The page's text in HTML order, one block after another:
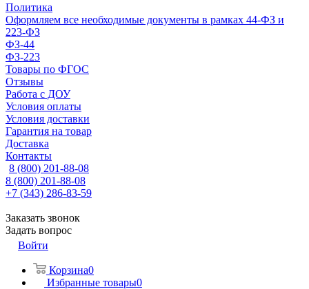
Политика
Оформляем все необходимые документы в рамках 44-ФЗ и
223-ФЗ
ФЗ-44
ФЗ-223
Товары по ФГОС
Отзывы
Работа с ДОУ
Условия оплаты
Условия доставки
Гарантия на товар
Доставка
Контакты
8 (800) 201-88-08
8 (800) 201-88-08
+7 (343) 286-83-59
Заказать звонок
Задать вопрос
Войти
Корзина0
Избранные товары0